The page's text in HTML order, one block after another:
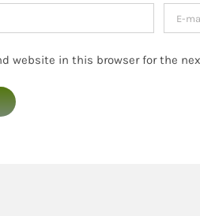
website in this browser for the